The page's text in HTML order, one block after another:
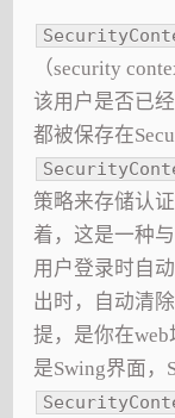
（security
该用户是否已
都被保存在
策略来存储认
着，这是一种
用户登录时自
出时，自动清
提，是你在
是Swing界面，